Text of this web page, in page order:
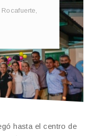
Rocafuerte
hasta el centro de